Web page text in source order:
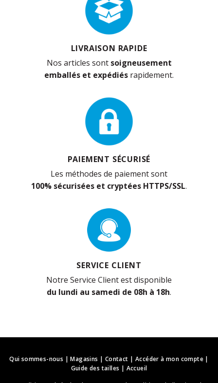
LIVRAISON RAPIDE
Nos articles sont soigneusement
emballés et expédiés rapidement.
PAIEMENT SÉCURISÉ
Les méthodes de paiement sont
100% sécurisées et cryptées HTTPS/SSL.
SERVICE CLIENT
Notre Service Client est disponible
du lundi au samedi de 08h à 18h.
Qui sommes-nous |Magasins | Contact | Accéder à mon compte|
Guide des tailles | Accueil